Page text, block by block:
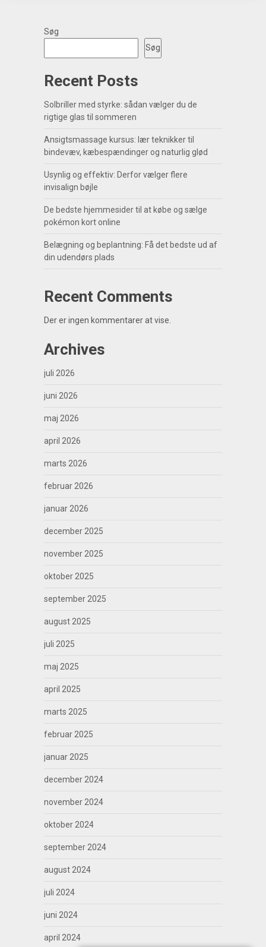
Søg
Søg
Recent Posts
Solbriller med styrke: sådan vælger du de
rigtige glas til sommeren
Ansigtsmassage kursus: lær teknikker til
bindevæv, kæbespændinger og naturlig glød
Usynlig og effektiv: Derfor vælger flere
invisalign bøjle
De bedste hjemmesider til at købe og sælge
pokémon kort online
Belægning og beplantning: Få det bedste ud af
din udendørs plads
Recent Comments
Der er ingen kommentarer at vise.
Archives
juli 2026
juni 2026
maj 2026
april 2026
marts 2026
februar 2026
januar 2026
december 2025
november 2025
oktober 2025
september 2025
august 2025
juli 2025
maj 2025
april 2025
marts 2025
februar 2025
januar 2025
december 2024
november 2024
oktober 2024
september 2024
august 2024
juli 2024
juni 2024
april 2024